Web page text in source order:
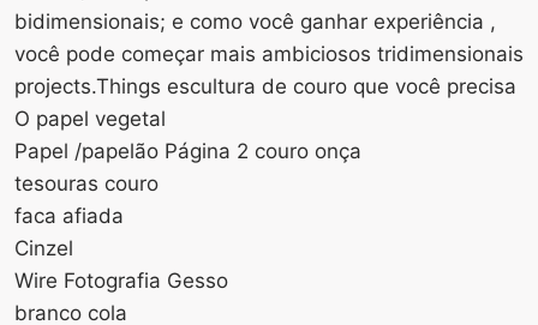
bidimensionais; e como você ganhar experiência ,
você pode começar mais ambiciosos tridimensionais
projects.Things escultura de couro que você precisa
O papel vegetal
Papel /papelão Página 2 couro onça
tesouras couro
faca afiada
Cinzel
Wire Fotografia Gesso
branco cola